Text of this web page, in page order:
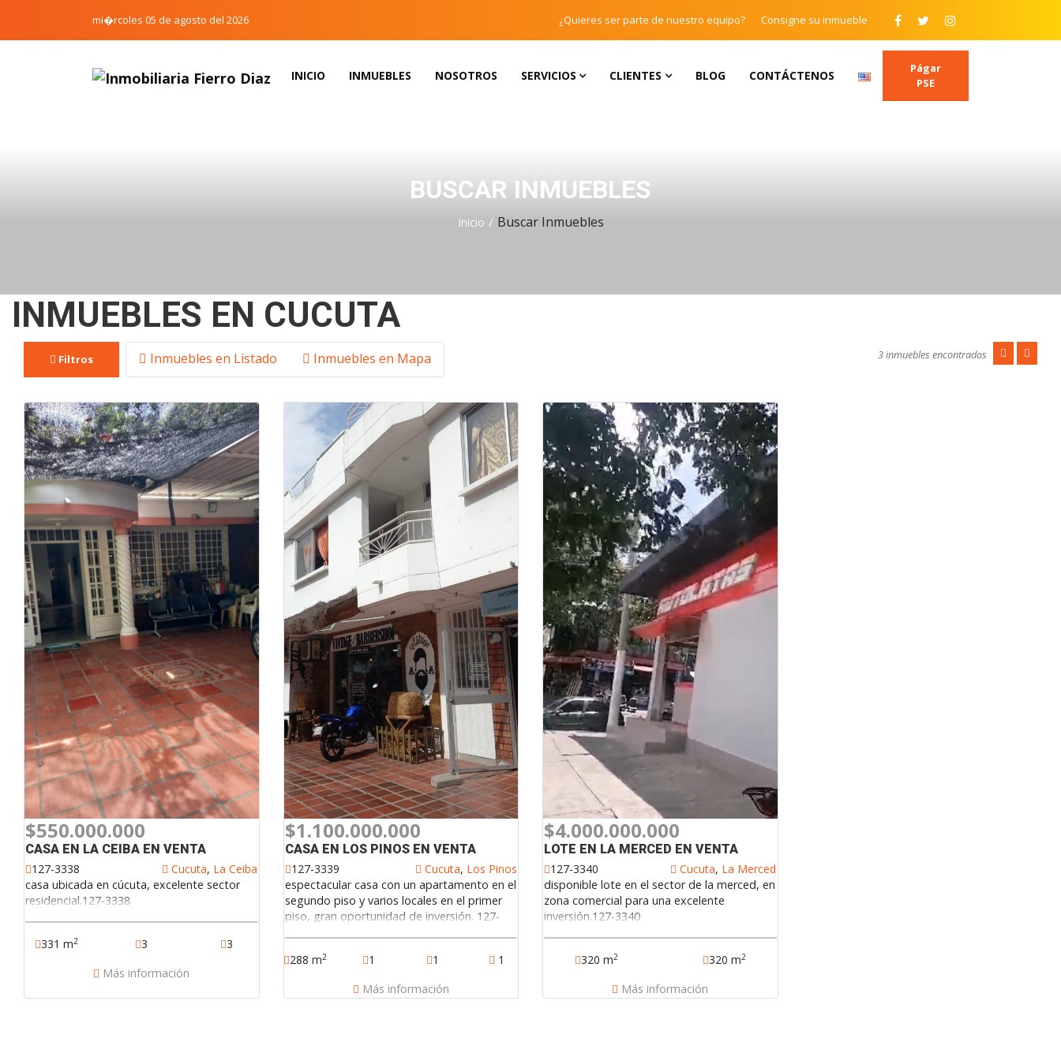
mi�rcoles 05 de agosto del 2026 ¿Quieres ser parte de nuestro equipo? Consigne su inmueble
INICIO INMUEBLES NOSOTROS SERVICIOS CLIENTES BLOG CONTÁCTENOS
Págar
PSE
BUSCAR INMUEBLES
Inicio Buscar Inmuebles
INMUEBLES EN CUCUTA
Filtros Inmuebles en Listado Inmuebles en Mapa 3 inmuebles encontrados
$550.000.000
CASA EN LA CEIBA EN VENTA
127-3338
Cucuta, La Ceiba
casa ubicada en cúcuta, excelente sector
residencial.127-3338
331 m2 3
3
Más información
$1.100.000.000
CASA EN LOS PINOS EN VENTA
127-3339
Cucuta, Los Pinos
espectacular casa con un apartamento en el
segundo piso y varios locales en el primer
piso, gran oportunidad de inversión. 127-
288 m2 1 1
1
Más información
$4.000.000.000
LOTE EN LA MERCED EN VENTA
127-3340
Cucuta, La Merced
disponible lote en el sector de la merced, en
zona comercial para una excelente
inversión.127-3340
320 m2 320 m2
Más información